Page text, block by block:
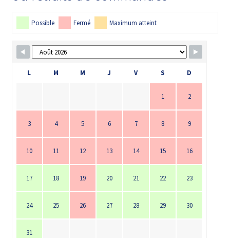
Possible Fermé Maximum atteint
L M M J V S D
1 2
3 4 5 6 7 8 9
10 11 12 13 14 15 16
17 18 19 20 21 22 23
24 25 26 27 28 29 30
31